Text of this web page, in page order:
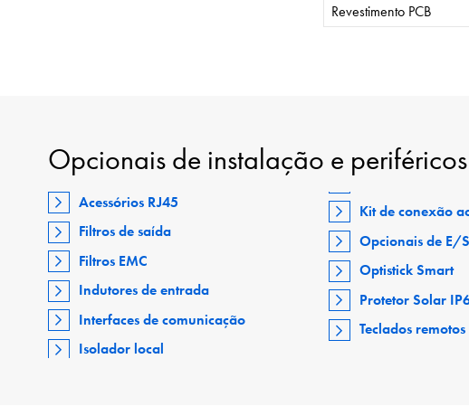
Revestimento PCB
Opcionais de instalação e periféricos
Acessórios RJ45
Filtros de saída
Filtros EMC
Indutores de entrada
Interfaces de comunicação
Isolador local
Kit de conexão
Opcionais de E/S
Optistick Smart
Protetor Solar
Teclados remotos